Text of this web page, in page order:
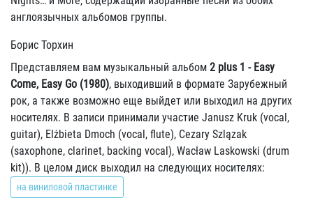
англоязычных альбомов группы.
Борис Торхин
Представляем вам музыкальный альбом 2 plus 1 - Easy
Come, Easy Go (1980), выходивший в формате Зарубежный
рок, а также возможно еще выйдет или выходил на других
носителях. В записи принимали участие Janusz Kruk (vocal,
guitar), Elżbieta Dmoch (vocal, flute), Cezary Szlązak
(saxophone, clarinet, backing vocal), Wacław Laskowski (drum
kit)). В целом диск выходил на следующих носителях:
на виниловой пластинке